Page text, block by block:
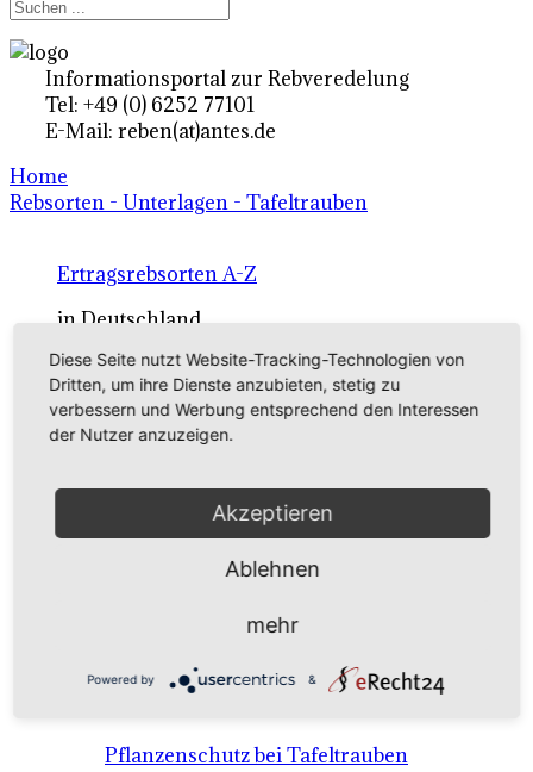
Informationsportal zur Rebveredelung
Tel: +49 (0) 6252 77101
E-Mail: reben(at)antes.de
Home
Rebsorten - Unterlagen - Tafeltrauben
Ertragsrebsorten A-Z
in Deutschland
Rebsorten international
externe Links
Tafeltraubensorten
Tafeltrauben A-Z Sortenbeschreibungen
Tafeltraubenanbau - rechtliche
Pflanzenschutz bei Tafeltrauben
Diese Seite nutzt Website-Tracking-Technologien von
Dritten, um ihre Dienste anzubieten, stetig zu
verbessern und Werbung entsprechend den Interessen
der Nutzer anzuzeigen.
Akzeptieren
Ablehnen
mehr
Powered by &